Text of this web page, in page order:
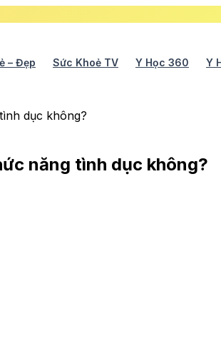
– Đẹp Sức Khoẻ TV Y Học 360 Y
dục không?
năng tình dục không?